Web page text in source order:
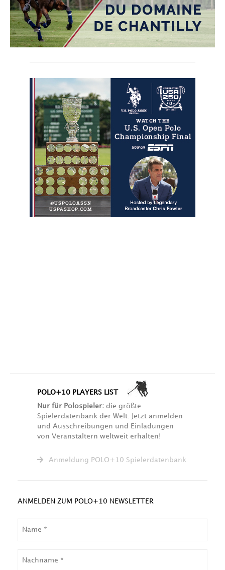
POLO+10 PLAYERS LIST
Nur für Polospieler: die größte
Spielerdatenbank der Welt. Jetzt anmelden
und Ausschreibungen und Einladungen
von Veranstaltern weltweit erhalten!
Anmeldung POLO+10 Spielerdatenbank
ANMELDEN ZUM POLO+10 NEWSLETTER